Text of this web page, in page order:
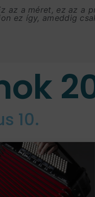
az a méret, ez az a
ez így, ameddig
10.